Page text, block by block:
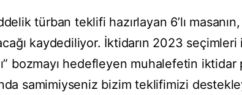
türban teklifi hazırlayan 6’lı
kaydediliyor. İktidarın 2023 seçimleri
bozmayı hedefleyen muhalefetin
samimiyseniz bizim teklifimizi